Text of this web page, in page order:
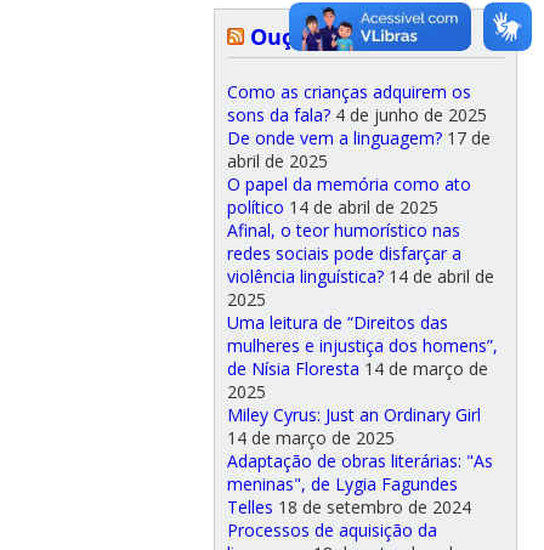
Ouça nosso podcast:
Como as crianças adquirem os
sons da fala? 4 de junho de 2025
De onde vem a linguagem? 17 de
abril de 2025
O papel da memória como ato
político 14 de abril de 2025
Afinal, o teor humorístico nas
redes sociais pode disfarçar a
violência linguística? 14 de abril de
2025
Uma leitura de “Direitos das
mulheres e injustiça dos homens”,
de Nísia Floresta 14 de março de
2025
Miley Cyrus: Just an Ordinary Girl
14 de março de 2025
Adaptação de obras literárias: "As
meninas", de Lygia Fagundes
Telles 18 de setembro de 2024
Processos de aquisição da